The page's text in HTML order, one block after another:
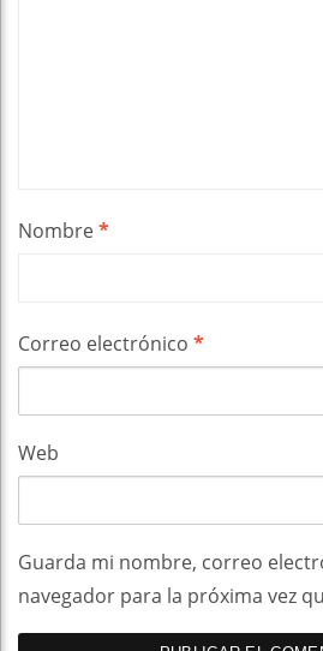
Nombre*
Correo electrónico *
Web
Guarda mi nombre, correo
navegador para la próxima vez